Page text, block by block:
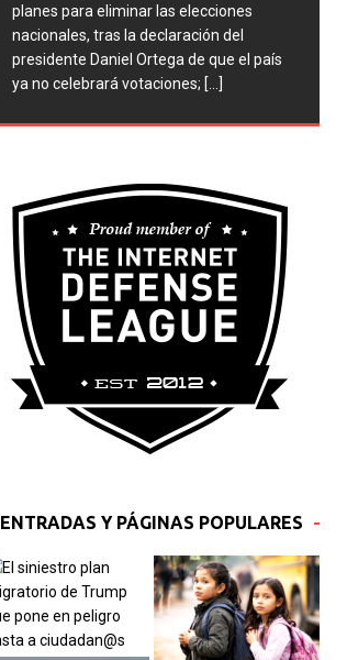
planes para eliminar las elecciones
nacionales, tras la declaración del
presidente Daniel Ortega de que el país
ya no celebrará votaciones; [...]
ENTRADAS Y PÁGINAS POPULARES